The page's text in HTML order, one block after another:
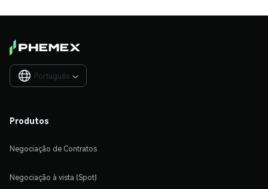
Português 
Produtos
Negociação de Contratos
Negociação à vista (Spot)